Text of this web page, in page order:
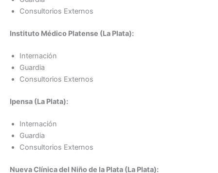
Consultorios Externos
Instituto Médico Platense (La Plata):
Internación
Guardia
Consultorios Externos
Ipensa (La Plata):
Internación
Guardia
Consultorios Externos
Nueva Clínica del Niño de la Plata (La Plata):